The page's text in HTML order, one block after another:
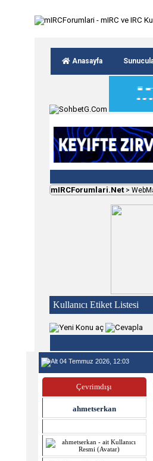
Anasayfa
mIRCForumlari.Net >
Kullanıcı Etiket Listesi
04 Temmuz 2026, 12:03
Çevrimdışı
ahmetserkan